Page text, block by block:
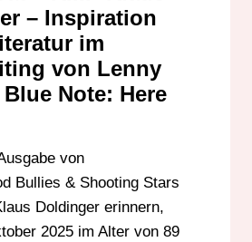
– Inspiration
im
von Lenny
Note: Here
von
Bullies & Shooting Stars
Doldinger erinnern,
2025 im Alter von 89